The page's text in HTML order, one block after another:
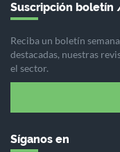
Suscripción boletín
Reciba un boletín
destacadas, nuestras
el sector.
Síganos en